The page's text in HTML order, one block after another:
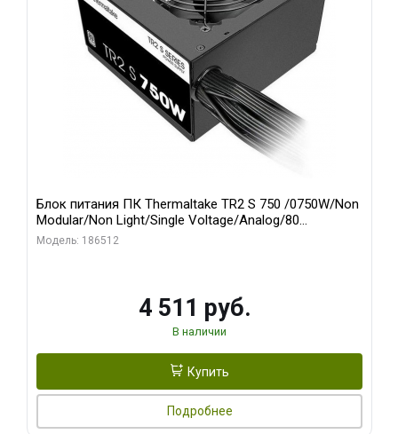
Блок питания ПК Thermaltake TR2 S 750 /0750W/Non
Modular/Non Light/Single Voltage/Analog/80
Plus/EU/Non JP CAP/All Flat Cables
Модель: 186512
4 511 руб.
В наличии
Купить
Подробнее